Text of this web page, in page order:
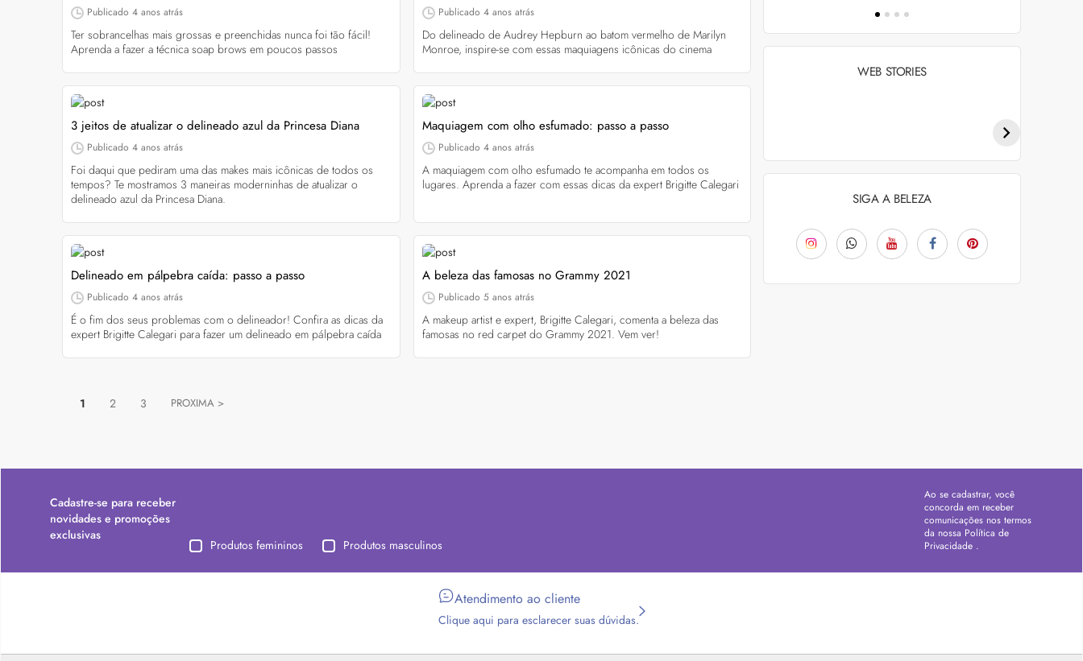
Publicado 4 anos atrás
Ter sobrancelhas mais grossas e preenchidas nunca foi tão fácil!
Aprenda a fazer a técnica soap brows em poucos passos
Publicado 4 anos atrás
Do delineado de Audrey Hepburn ao batom vermelho de Marilyn
Monroe, inspire-se com essas maquiagens icônicas do cinema
3 jeitos de atualizar o delineado azul da Princesa Diana
Publicado 4 anos atrás
Foi daqui que pediram uma das makes mais icônicas de todos os
tempos? Te mostramos 3 maneiras moderninhas de atualizar o
delineado azul da Princesa Diana.
Maquiagem com olho esfumado: passo a passo
Publicado 4 anos atrás
A maquiagem com olho esfumado te acompanha em todos os
lugares. Aprenda a fazer com essas dicas da expert Brigitte Calegari
Delineado em pálpebra caída: passo a passo
Publicado 4 anos atrás
É o fim dos seus problemas com o delineador! Confira as dicas da
expert Brigitte Calegari para fazer um delineado em pálpebra caída
A beleza das famosas no Grammy 2021
Publicado 5 anos atrás
A makeup artist e expert, Brigitte Calegari, comenta a beleza das
famosas no red carpet do Grammy 2021. Vem ver!
1 2 3 PROXIMA >
WEB STORIES
para 2026
SIGA A BELEZA
Cadastre-se para receber
novidades e promoções
exclusivas
Produtos femininos Produtos masculinos
Ao se cadastrar, você
concorda em receber
comunicações nos termos
da nossa Política de
Privacidade .
Atendimento ao cliente
Clique aqui para esclarecer suas dúvidas.